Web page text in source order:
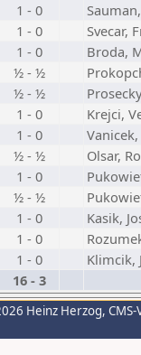
1 - 0
1 - 0
Svecar,
1 - 0
Broda,
½ - ½
½ - ½
1 - 0
Krejci,
1 - 0
½ - ½
Olsar,
1 - 0
½ - ½
1 - 0
Kasik,
1 - 0
1 - 0
Klimcik,
16 - 3
Heinz Herzog,